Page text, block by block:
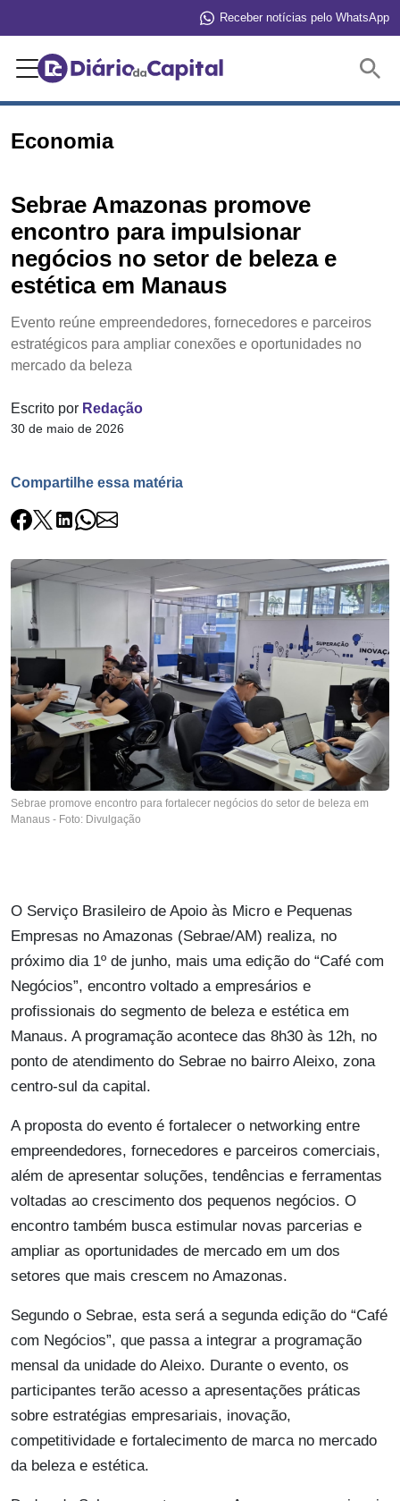
Receber notícias pelo WhatsApp
Economia
Sebrae Amazonas promove
encontro para impulsionar
negócios no setor de beleza e
estética em Manaus
Evento reúne empreendedores, fornecedores e parceiros
estratégicos para ampliar conexões e oportunidades no
mercado da beleza
Escrito por Redação
30 de maio de 2026
Compartilhe essa matéria
Sebrae promove encontro para fortalecer negócios do setor de beleza em
Manaus - Foto: Divulgação
O Serviço Brasileiro de Apoio às Micro e Pequenas
Empresas no Amazonas (Sebrae/AM) realiza, no
próximo dia 1º de junho, mais uma edição do “Café com
Negócios”, encontro voltado a empresários e
profissionais do segmento de beleza e estética em
Manaus. A programação acontece das 8h30 às 12h, no
ponto de atendimento do Sebrae no bairro Aleixo, zona
centro-sul da capital.
A proposta do evento é fortalecer o networking entre
empreendedores, fornecedores e parceiros comerciais,
além de apresentar soluções, tendências e ferramentas
voltadas ao crescimento dos pequenos negócios. O
encontro também busca estimular novas parcerias e
ampliar as oportunidades de mercado em um dos
setores que mais crescem no Amazonas.
Segundo o Sebrae, esta será a segunda edição do “Café
com Negócios”, que passa a integrar a programação
mensal da unidade do Aleixo. Durante o evento, os
participantes terão acesso a apresentações práticas
sobre estratégias empresariais, inovação,
competitividade e fortalecimento de marca no mercado
da beleza e estética.